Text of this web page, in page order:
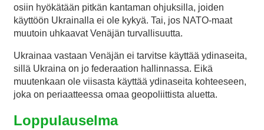
osiin hyökätään pitkän kantaman ohjuksilla, joiden
käyttöön Ukrainalla ei ole kykyä. Tai, jos NATO-maat
muutoin uhkaavat Venäjän turvallisuutta.
Ukrainaa vastaan Venäjän ei tarvitse käyttää ydinaseita,
sillä Ukraina on jo federaation hallinnassa. Eikä
muutenkaan ole viisasta käyttää ydinaseita kohteeseen,
joka on periaatteessa omaa geopoliittista aluetta.
Loppulauselma